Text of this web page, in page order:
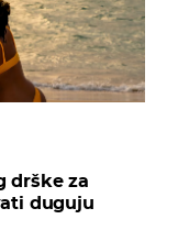
drške za
duguju